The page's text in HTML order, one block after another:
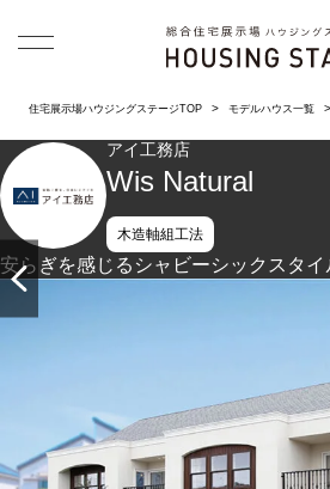
住宅展示場ハウジングステージTOP モデルハウス一覧
アイ工務店
Wis Natural
木造軸組工法
安らぎを感じるシャビーシックスタイ